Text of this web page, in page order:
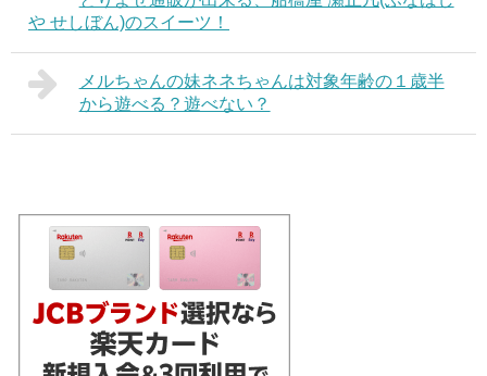
や せしぼん)のスイーツ！
メルちゃんの妹ネネちゃんは対象年齢の１歳半
から遊べる？遊べない？